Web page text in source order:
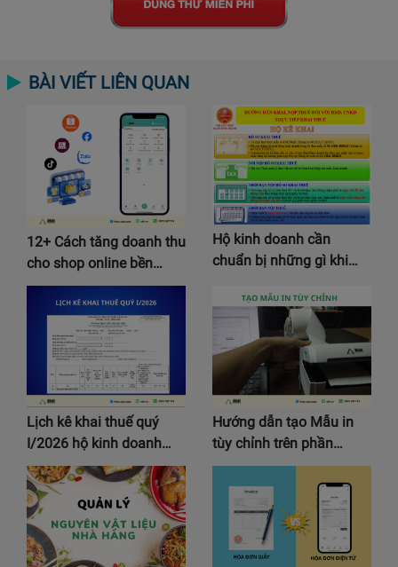
BÀI VIẾT LIÊN QUAN
12+ Cách tăng doanh thu
cho shop online bền…
Hộ kinh doanh cần
chuẩn bị những gì khi…
Lịch kê khai thuế quý
I/2026 hộ kinh doanh…
Hướng dẫn tạo Mẫu in
tùy chỉnh trên phần…